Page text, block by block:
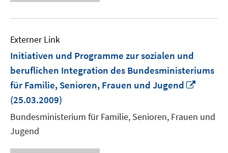
Externer Link
Initiativen und Programme zur sozialen und
beruflichen Integration des Bundesministeriums
für Familie, Senioren, Frauen und Jugend
öffnen
(25.03.2009)
Bundesministerium für Familie, Senioren, Frauen und
Jugend